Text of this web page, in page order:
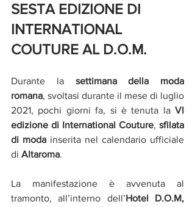
SESTA EDIZIONE DI
INTERNATIONAL
COUTURE AL D.O.M.
Durante la settimana della moda
romana, svoltasi durante il mese di luglio
2021, pochi giorni fa, si è tenuta la VI
edizione di International Couture, sfilata
di moda inserita nel calendario ufficiale
di Altaroma.
La manifestazione è avvenuta al
tramonto, all’interno dell’